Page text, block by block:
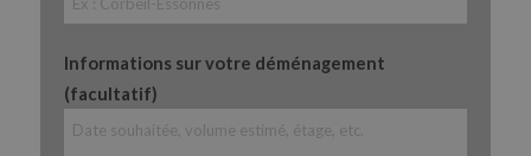
Informations sur votre déménagement
(facultatif)